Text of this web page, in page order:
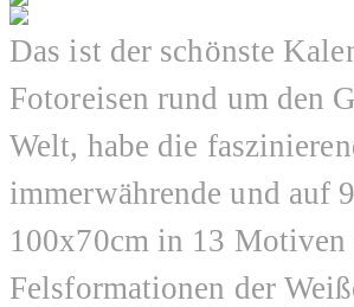
Das ist der schönste
Fotoreisen rund um den
Welt, habe die
immerwährende und auf
100x70cm in 13 Motiven
Felsformationen der